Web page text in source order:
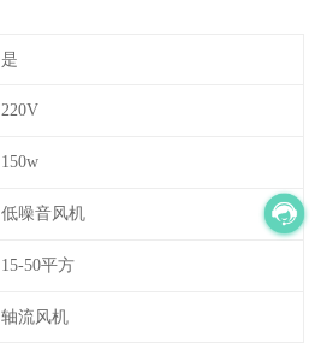
是
220V
150w
低噪音风机
15-50平方
轴流风机